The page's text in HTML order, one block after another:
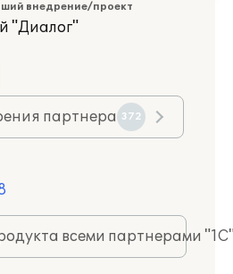
внедрение/проект
"Диалог"
партнера 372
всеми партнерами